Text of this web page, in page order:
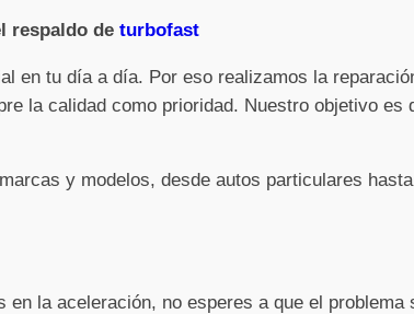
respaldo de turbofast
en tu día a día. Por eso realizamos la
la calidad como prioridad. Nuestro objetivo
y modelos, desde autos particulares
en la aceleración, no esperes a que el problema